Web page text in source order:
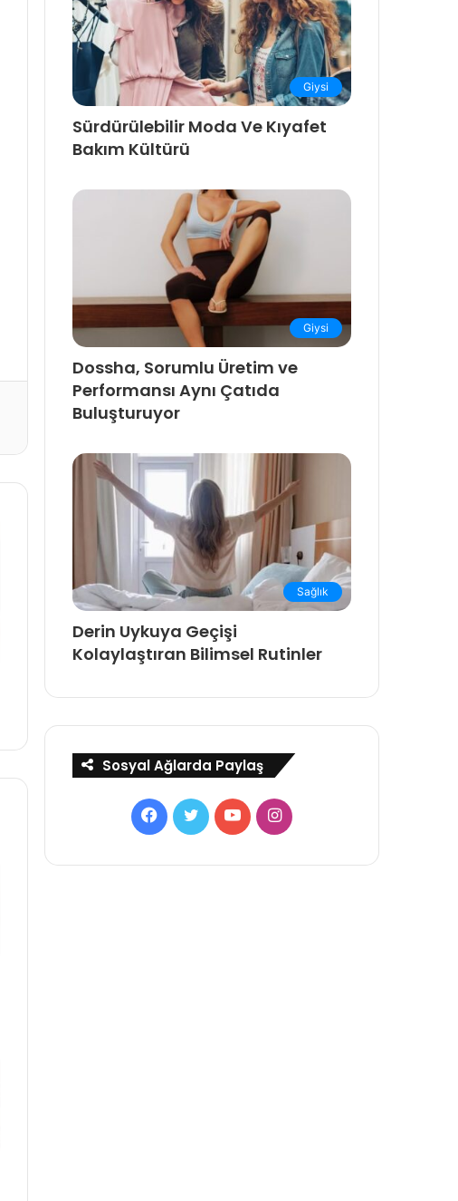
Giysi
Sürdürülebilir Moda Ve Kıyafet
Bakım Kültürü
Giysi
Dossha, Sorumlu Üretim ve
Performansı Aynı Çatıda
Buluşturuyor
Sağlık
Derin Uykuya Geçişi
Kolaylaştıran Bilimsel Rutinler
Sosyal Ağlarda Paylaş
Facebook
TwitterYouTubeInstagram